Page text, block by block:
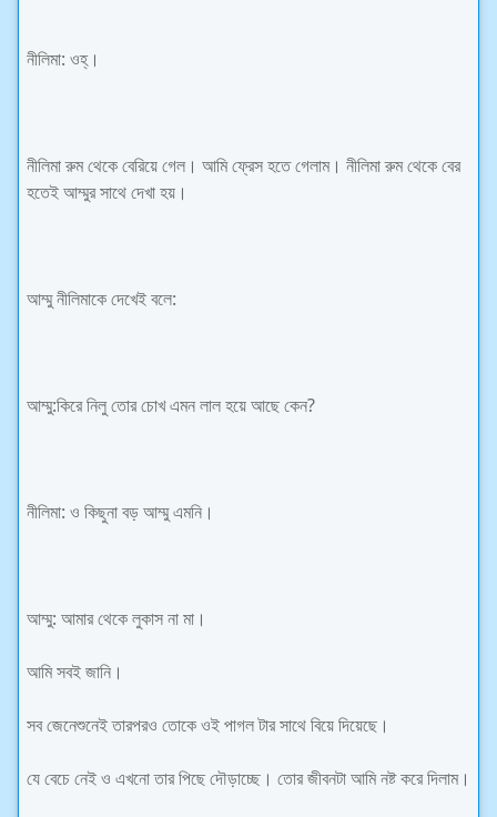
নীলিমা: ওহ্।
নীলিমা রুম থেকে বেরিয়ে গেল। আমি ফ্রেস হতে গেলাম। নীলিমা রুম থেকে বের
হতেই আম্মুর সাথে দেখা হয়।
আম্মু নীলিমাকে দেখেই বলে:
আম্মু:কিরে নিলু তোর চোখ এমন লাল হয়ে আছে কেন?
নীলিমা: ও কিছুনা বড় আম্মু এমনি।
আম্মু: আমার থেকে লুকাস না মা।
আমি সবই জানি।
সব জেনেশুনেই তারপরও তোকে ওই পাগল টার সাথে বিয়ে দিয়েছে।
যে বেচে নেই ও এখনো তার পিছে দৌড়াচ্ছে। তোর জীবনটা আমি নষ্ট করে দিলাম।